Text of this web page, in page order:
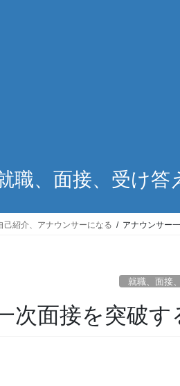
職、面接、受け答
己紹介、アナウンサーになる アナウンサー
就職、面接
次面接を突破す